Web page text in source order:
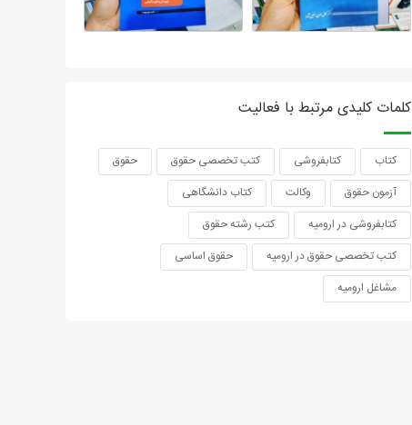
کلمات کلیدی مرتبط با فعالیت
کتاب کتابفروشی کتب تخصصی حقوق
حقوق
آزمون حقوق
وکالت
کتاب دانشگاهی
کتابفروشی در ارومیه
کتب رشته حقوق
کتب تخصصی حقوق در ارومیه
حقوق اساسی
مشاغل ارومیه